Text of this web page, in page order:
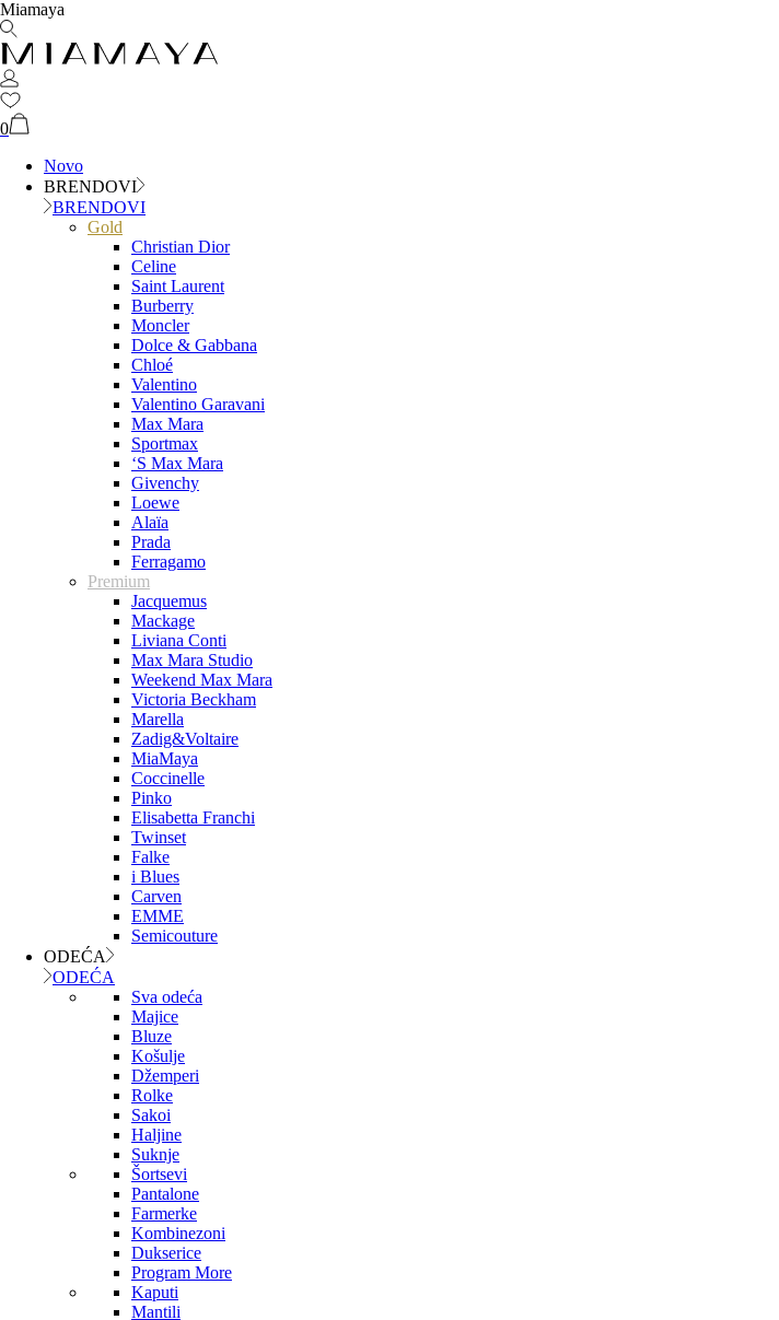
Miamaya
0
Novo
BRENDOVI
BRENDOVI
Gold
Christian Dior
Celine
Saint Laurent
Burberry
Moncler
Dolce & Gabbana
Chloé
Valentino
Valentino Garavani
Max Mara
Sportmax
‘S Max Mara
Givenchy
Loewe
Alaïa
Prada
Ferragamo
Premium
Jacquemus
Mackage
Liviana Conti
Max Mara Studio
Weekend Max Mara
Victoria Beckham
Marella
Zadig&Voltaire
MiaMaya
Coccinelle
Pinko
Elisabetta Franchi
Twinset
Falke
i Blues
Carven
EMME
Semicouture
ODEĆA
ODEĆA
Sva odeća
Majice
Bluze
Košulje
Džemperi
Rolke
Sakoi
Haljine
Suknje
Šortsevi
Pantalone
Farmerke
Kombinezoni
Dukserice
Program More
Kaputi
Mantili